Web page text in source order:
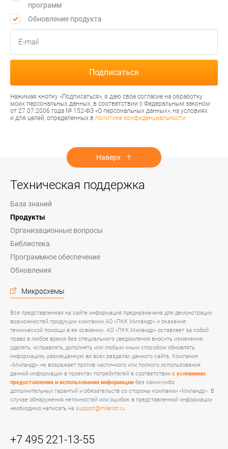
программ
Обновление продукта
Нажимая кнопку «Подписаться», я даю свое согласие на обработку
моих персональных данных, в соответствии с Федеральным законом
от 27.07.2006 года № 152-ФЗ «О персональных данных», на условиях
и для целей, определенных в политике конфиденциальности
Наверх
Техническая поддержка
База знаний
Продукты
Организационные вопросы
Библиотека
Программное обеспечение
Обновления
Микросхемы
Вся представленная на сайте информация предназначена для демонстрации
возможностей продукции компании АО «ПКК Миландр» и оказания
технической помощи в ее освоении. АО «ПКК Миландр» оставляет за собой
право в любое время без специального уведомления вносить изменения,
удалять, исправлять, дополнять или любым иным способом обновлять
информацию, размещенную во всех разделах данного сайта. Компания
«Миландр» не возражает против частичного или полного использования
данной информации в проектах потребителей в соответствии с условиями
предоставления и использования информации без каких-либо
дополнительных гарантий и обязательств со стороны компании «Миландр». В
случае обнаружения неточностей или ошибок в представленной информации
необходимо написать на support@milandr.ru
+7 495 221-13-55